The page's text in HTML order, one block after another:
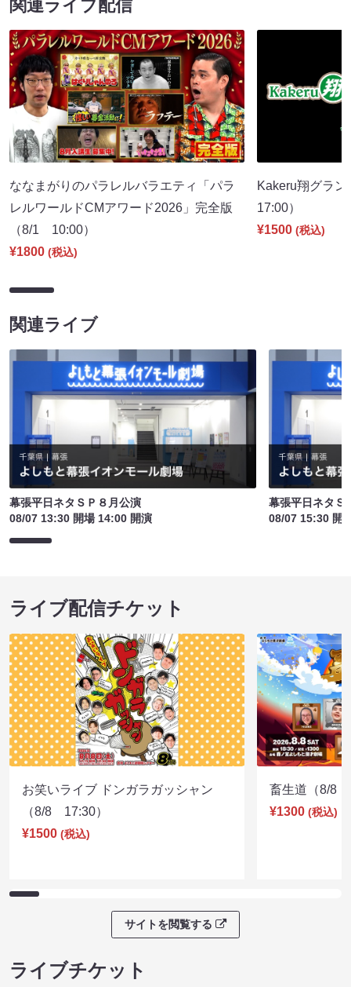
関連ライブ配信
ななまがりのパラレルバラエティ「パラ
レルワールドCMアワード2026」完全版
（8/1 10:00）
¥1800 (税込)
Kakeru翔グラ
17:00）
¥1500 (税込)
関連ライブ
幕張平日ネタＳＰ８月公演
08/07 13:30 開場 14:00 開演
幕張平日ネタＳ
08/07 15:30 開
ライブ配信チケット
お笑いライブ ドンガラガッシャン
（8/8 17:30）
¥1500 (税込)
畜生道（8/8
¥1300 (税込)
サイトを閲覧する
ライブチケット